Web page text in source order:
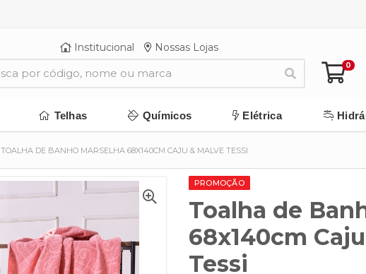
Institucional Nossas Lojas
0
Telhas Químicos Elétrica
TOALHA DE BANHO MARSELHA 68X140CM CAJU & MALVE TESSI
PROMOÇÃO
Toalha de
68x140cm
Tessi